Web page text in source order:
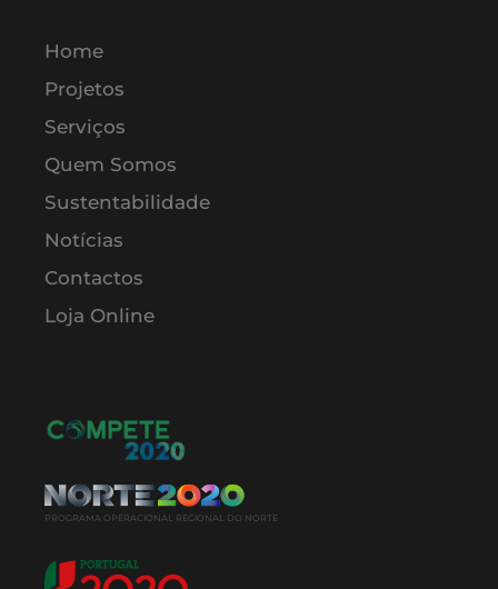
Home
Projetos
Serviços
Quem Somos
Sustentabilidade
Notícias
Contactos
Loja Online
PROGRAMA OPERACIONAL REGIONAL DO NORTE